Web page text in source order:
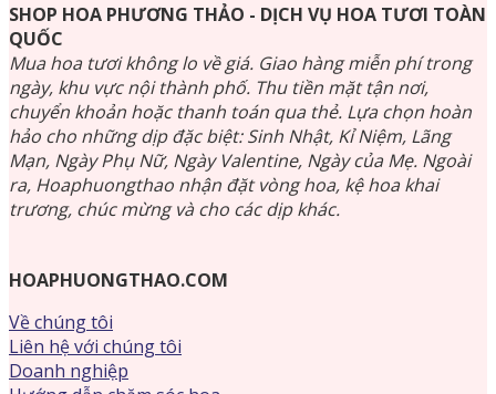
SHOP HOA PHƯƠNG THẢO - DỊCH VỤ HOA TƯƠI TOÀN
QUỐC
Mua hoa tươi không lo về giá. Giao hàng miễn phí trong
ngày, khu vực nội thành phố. Thu tiền mặt tận nơi,
chuyển khoản hoặc thanh toán qua thẻ. Lựa chọn hoàn
hảo cho những dịp đặc biệt: Sinh Nhật, Kỉ Niệm, Lãng
Mạn, Ngày Phụ Nữ, Ngày Valentine, Ngày của Mẹ. Ngoài
ra, Hoaphuongthao nhận đặt vòng hoa, kệ hoa khai
trương, chúc mừng và cho các dịp khác.
HOAPHUONGTHAO.COM
Về chúng tôi
Liên hệ với chúng tôi
Doanh nghiệp